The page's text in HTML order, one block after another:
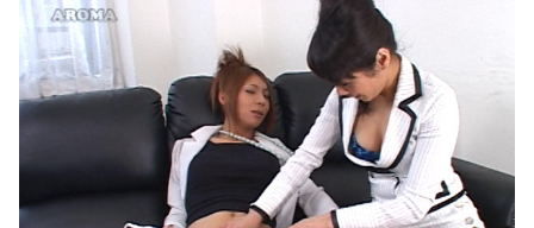
おま〇こ貸してくれる友人の娘たち モノ扱いセックスに憧れる姉妹に中出ししたら惚れられて困った